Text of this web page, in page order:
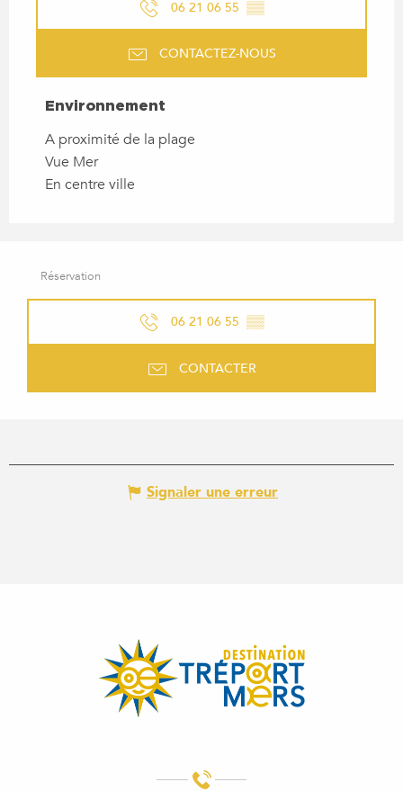
06 21 06 55 ▒▒
CONTACTEZ-NOUS
ENVIRONNEMENT
Environnement
A proximité de la plage
Vue Mer
En centre ville
Réservation
06 21 06 55 ▒▒
CONTACTER
Signaler une erreur